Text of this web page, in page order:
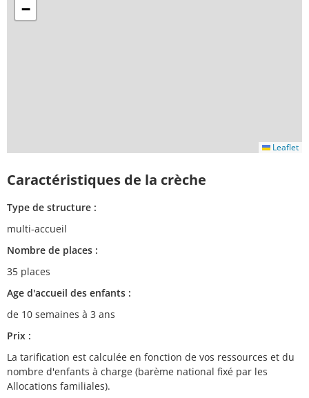
−
Leaflet
Caractéristiques de la crèche
Type de structure :
multi-accueil
Nombre de places :
35 places
Age d'accueil des enfants :
de 10 semaines à 3 ans
Prix :
La tarification est calculée en fonction de vos ressources et du
nombre d'enfants à charge (barème national fixé par les
Allocations familiales).